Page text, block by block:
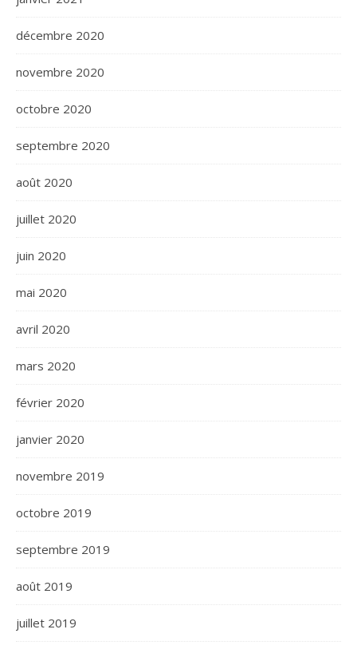
décembre 2020
novembre 2020
octobre 2020
septembre 2020
août 2020
juillet 2020
juin 2020
mai 2020
avril 2020
mars 2020
février 2020
janvier 2020
novembre 2019
octobre 2019
septembre 2019
août 2019
juillet 2019